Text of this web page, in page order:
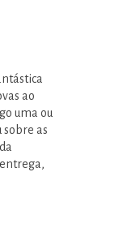
ao
uma ou
sobre as